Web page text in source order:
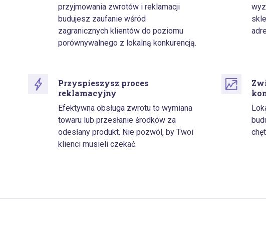
przyjmowania zwrotów i reklamacji
budujesz zaufanie wśród
zagranicznych klientów do poziomu
porównywalnego z lokalną konkurencją.
Przyspieszysz proces
reklamacyjny
Efektywna obsługa zwrotu to wymiana
towaru lub przesłanie środków za
odesłany produkt. Nie pozwól, by Twoi
klienci musieli czekać.